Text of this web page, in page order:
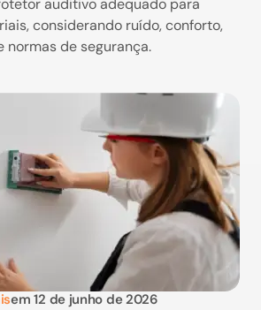
auditivo adequado para
considerando ruído, conforto,
normas de segurança.
em 12 de junho de 2026